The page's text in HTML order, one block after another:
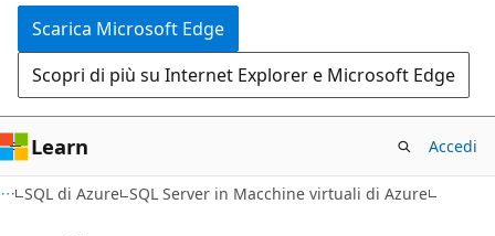
Scarica Microsoft Edge
Scopri di più su Internet Explorer e Microsoft Edge
Learn Accedi
SQL di Azure SQL Server in Macchine virtuali di Azure